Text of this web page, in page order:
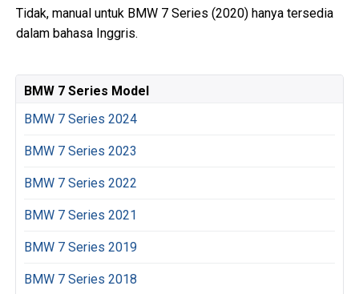
Tidak, manual untuk BMW 7 Series (2020) hanya tersedia
dalam bahasa Inggris.
BMW 7 Series Model
BMW 7 Series 2024
BMW 7 Series 2023
BMW 7 Series 2022
BMW 7 Series 2021
BMW 7 Series 2019
BMW 7 Series 2018